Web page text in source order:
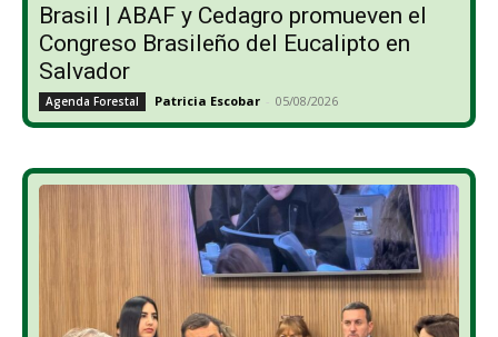
Brasil | ABAF y Cedagro promueven el
Congreso Brasileño del Eucalipto en
Salvador
Agenda Forestal Patricia Escobar - 05/08/2026